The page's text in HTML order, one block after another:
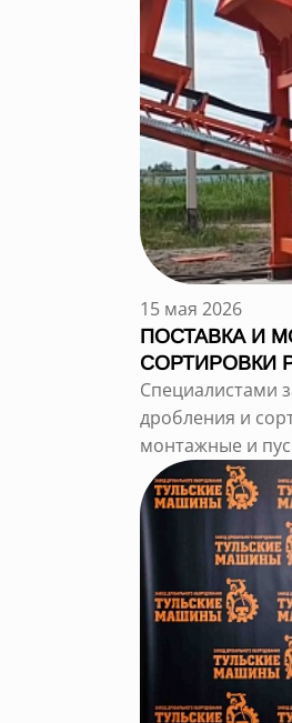
15 мая 2026
ПОСТАВКА И
СОРТИРОВКИ
Специалистами
дробления и
монтажные и